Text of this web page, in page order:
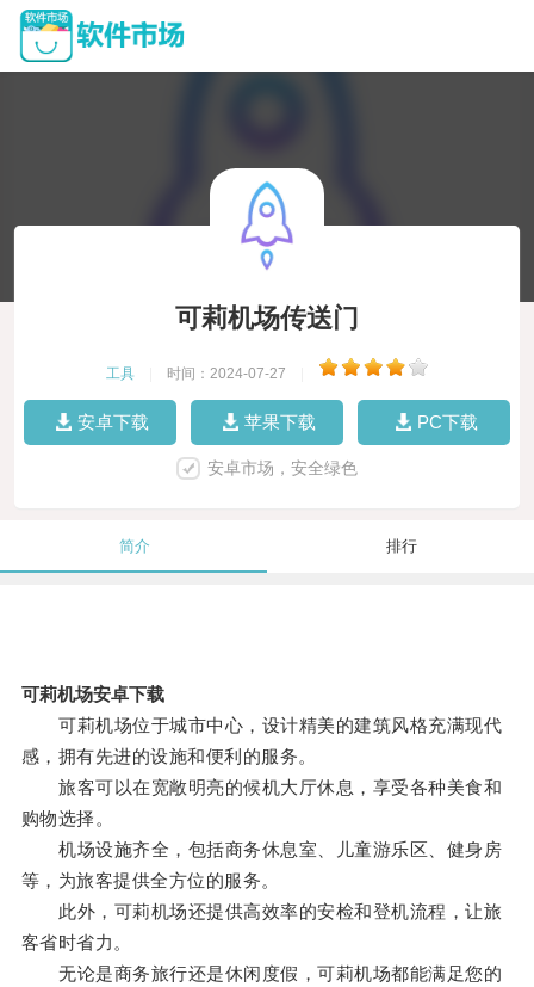
可莉机场传送门
工具 时间：2024-07-27
安卓下载 苹果下载 PC下载
安卓市场，安全绿色
简介 排行
可莉机场安卓下载
可莉机场位于城市中心，设计精美的建筑风格充满现代
感，拥有先进的设施和便利的服务。
旅客可以在宽敞明亮的候机大厅休息，享受各种美食和
购物选择。
机场设施齐全，包括商务休息室、儿童游乐区、健身房
等，为旅客提供全方位的服务。
此外，可莉机场还提供高效率的安检和登机流程，让旅
客省时省力。
无论是商务旅行还是休闲度假，可莉机场都能满足您的